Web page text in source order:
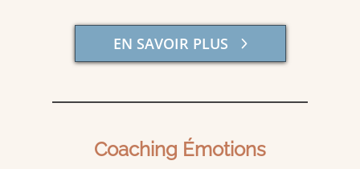
EN SAVOIR PLUS
Coaching Émotions